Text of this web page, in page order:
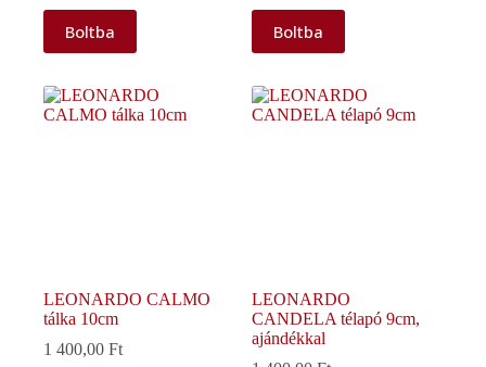
Boltba Boltba
LEONARDO CALMO
tálka 10cm
1 400,00 Ft
LEONARDO
CANDELA télapó 9cm,
ajándékkal